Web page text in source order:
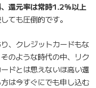
還元率は常時1.2％以上
ても圧倒的です。
、クレジットカードもな
のような時代の中、リク
ドとは思えないほ高い還
は今すぐにでも申し込む